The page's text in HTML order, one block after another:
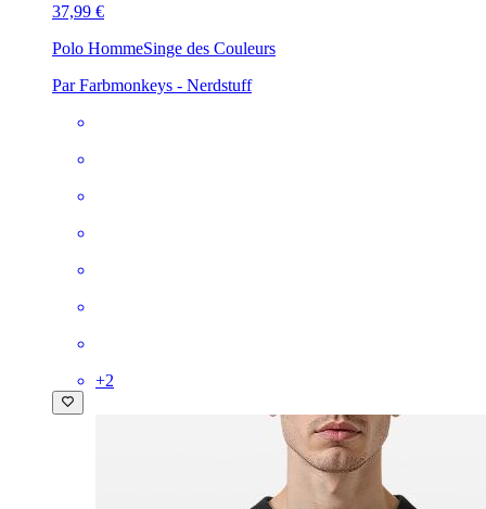
37,99 €
Polo HommeSinge des Couleurs
Par Farbmonkeys - Nerdstuff
+2